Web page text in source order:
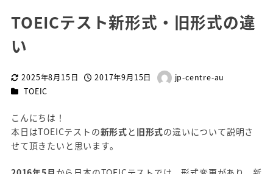
TOEICテスト新形式・旧形式の違
い
更新日2025年8月15日 投稿日2017年9月15日
著
jp-centre-au
カテゴリー
TOEIC
こんにちは！
本日はTOEICテストの新形式 と 旧形式の違いについて説明さ
せて頂きたいと思います。